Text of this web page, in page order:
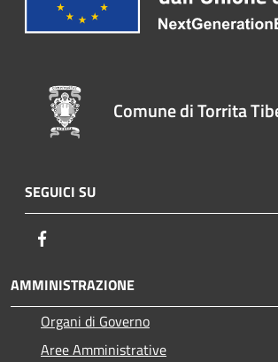
Comune di Torrita
SEGUICI SU
AMMINISTRAZIONE
Organi di Governo
Aree Amministrative